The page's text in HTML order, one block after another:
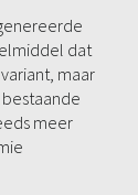
dat
maar
meer